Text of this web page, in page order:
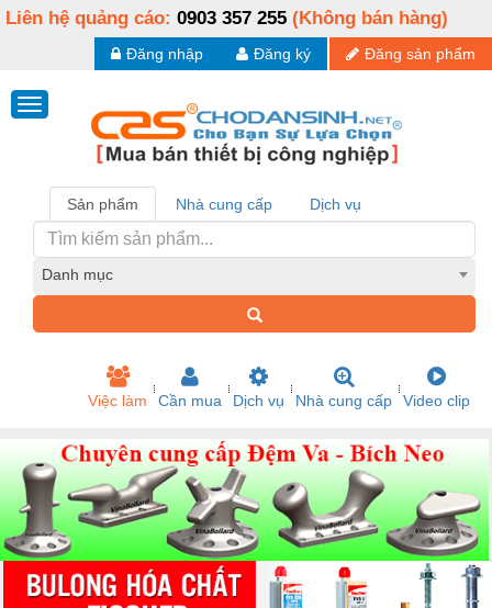
Liên hệ quảng cáo: 0903 357 255 (Không bán hàng)
Đăng sản phẩm
Đăng ký
Đăng nhập
Sản phẩm Nhà cung cấp Dịch vụ
Danh mục
Việc làm Cần mua Dịch vụ Nhà cung cấp Video clip